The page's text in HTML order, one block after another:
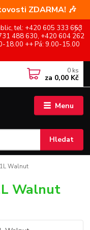
ZDARMA! 🎶
tel: +420 605 333 663
488 630, +420 604 262
18.00 ++ Pá: 9.00-15.00
Menu
Hledat
0 ks
za 0,00 Kč
Walnut
Walnut